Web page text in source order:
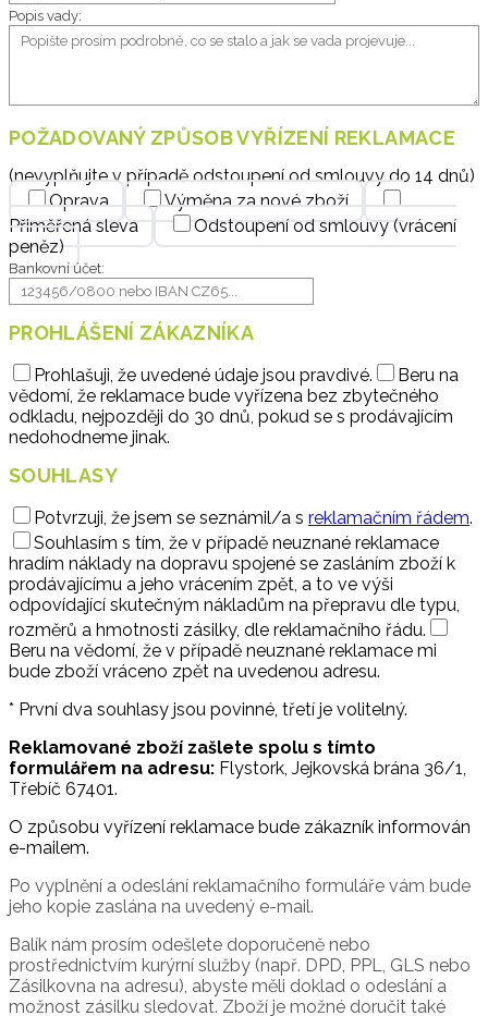
Popis vady:
POŽADOVANÝ ZPŮSOB VYŘÍZENÍ REKLAMACE
(nevyplňujte v případě odstoupení od smlouvy do 14 dnů)
Oprava
Výměna za nové zboží
Přiměřená sleva
Odstoupení od smlouvy (vrácení
peněz)
Bankovní účet:
PROHLÁŠENÍ ZÁKAZNÍKA
Prohlašuji, že uvedené údaje jsou pravdivé.
Beru na
vědomí, že reklamace bude vyřízena bez zbytečného
odkladu, nejpozději do 30 dnů, pokud se s prodávajícím
nedohodneme jinak.
SOUHLASY
Potvrzuji, že jsem se seznámil/a s reklamačním řádem.
Souhlasím s tím, že v případě neuznané reklamace
hradím náklady na dopravu spojené se zasláním zboží k
prodávajícímu a jeho vrácením zpět, a to ve výši
odpovídající skutečným nákladům na přepravu dle typu,
rozměrů a hmotnosti zásilky, dle reklamačního řádu.
Beru na vědomí, že v případě neuznané reklamace mi
bude zboží vráceno zpět na uvedenou adresu.
* První dva souhlasy jsou povinné, třetí je volitelný.
Reklamované zboží zašlete spolu s tímto
formulářem na adresu: Flystork, Jejkovská brána 36/1,
Třebíč 67401.
O způsobu vyřízení reklamace bude zákazník informován
e-mailem.
Po vyplnění a odeslání reklamačního formuláře vám bude
jeho kopie zaslána na uvedený e-mail.
Balík nám prosím odešlete doporučeně nebo
prostřednictvím kurýrní služby (např. DPD, PPL, GLS nebo
Zásilkovna na adresu), abyste měli doklad o odeslání a
možnost zásilku sledovat. Zboží je možné doručit také